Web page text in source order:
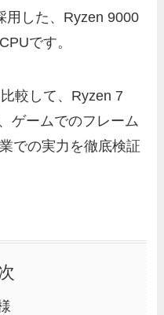
用した、Ryzen 9000
です。
較して、Ryzen 7
ゲームでのフレーム
での実力を徹底検証